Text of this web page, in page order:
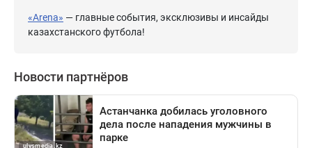
«Arena» — главные события, эксклюзивы и инсайды
казахстанского футбола!